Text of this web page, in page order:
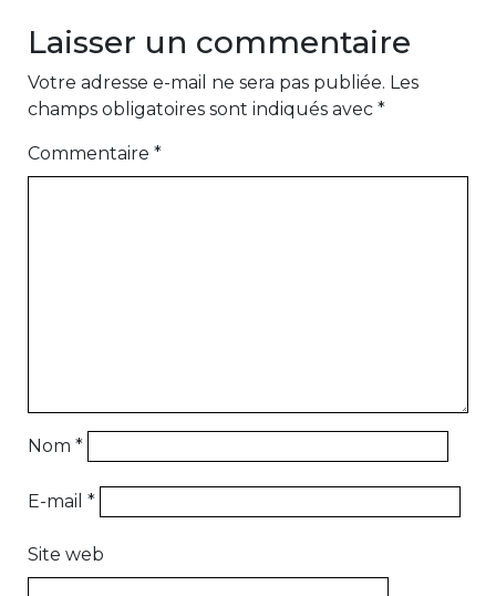
Laisser un commentaire
Votre adresse e-mail ne sera pas publiée. Les
champs obligatoires sont indiqués avec *
Commentaire *
Nom *
E-mail *
Site web